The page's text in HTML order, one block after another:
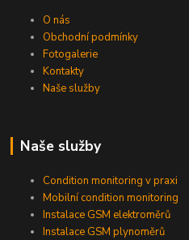
O nás
Obchodní podmínky
Fotogalerie
Kontakty
Naše služby
Naše služby
Condition monitoring v praxi
Mobilní condition monitoring
Instalace GSM elektroměrů
Instalace GSM plynoměrů